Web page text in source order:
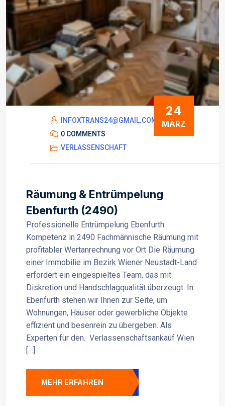
24
MÄRZ
INFOXTRANS24@GMAIL.COM
0 COMMENTS
VERLASSENSCHAFT
Räumung & Entrümpelung
Ebenfurth (2490)
Professionelle Entrümpelung Ebenfurth:
Kompetenz in 2490 Fachmännische Räumung mit
profitabler Wertanrechnung vor Ort Die Räumung
einer Immobilie im Bezirk Wiener Neustadt-Land
erfordert ein eingespieltes Team, das mit
Diskretion und Handschlagqualität überzeugt. In
Ebenfurth stehen wir Ihnen zur Seite, um
Wohnungen, Häuser oder gewerbliche Objekte
effizient und besenrein zu übergeben. Als
Experten für den. Verlassenschaftsankauf Wien
[…]
MEHR ERFAHREN